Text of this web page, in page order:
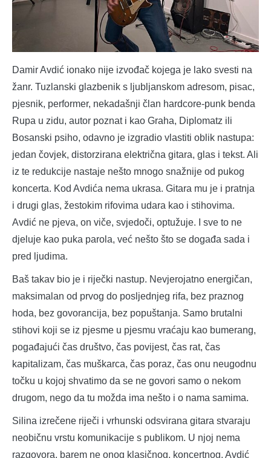
Damir Avdić ionako nije izvođač kojega je lako svesti na
žanr. Tuzlanski glazbenik s ljubljanskom adresom, pisac,
pjesnik, performer, nekadašnji član hardcore-punk benda
Rupa u zidu, autor poznat i kao Graha, Diplomatz ili
Bosanski psiho, odavno je izgradio vlastiti oblik nastupa:
jedan čovjek, distorzirana električna gitara, glas i tekst. Ali
iz te redukcije nastaje nešto mnogo snažnije od pukog
koncerta. Kod Avdića nema ukrasa. Gitara mu je i pratnja
i drugi glas, žestokim rifovima udara kao i stihovima.
Avdić ne pjeva, on viče, svjedoči, optužuje. I sve to ne
djeluje kao puka parola, već nešto što se događa sada i
pred ljudima.
Baš takav bio je i riječki nastup. Nevjerojatno energičan,
maksimalan od prvog do posljednjeg rifa, bez praznog
hoda, bez govorancija, bez popuštanja. Samo brutalni
stihovi koji se iz pjesme u pjesmu vraćaju kao bumerang,
pogađajući čas društvo, čas povijest, čas rat, čas
kapitalizam, čas muškarca, čas poraz, čas onu neugodnu
točku u kojoj shvatimo da se ne govori samo o nekom
drugom, nego da tu možda ima nešto i o nama samima.
Silina izrečene riječi i vrhunski odsvirana gitara stvaraju
neobičnu vrstu komunikacije s publikom. U njoj nema
razgovora, barem ne onog klasičnog, koncertnog. Avdić